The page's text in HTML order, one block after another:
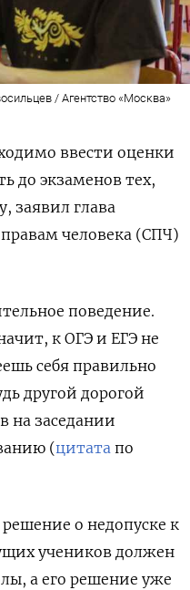
/ Агентство «Москва»
ввести оценки
до экзаменов тех,
заявил глава
человека (СПЧ)
поведение.
к ОГЭ и ЕГЭ не
себя правильно
другой дорогой
на заседании
(цитата по
о недопуске к
учеников должен
а его решение уже